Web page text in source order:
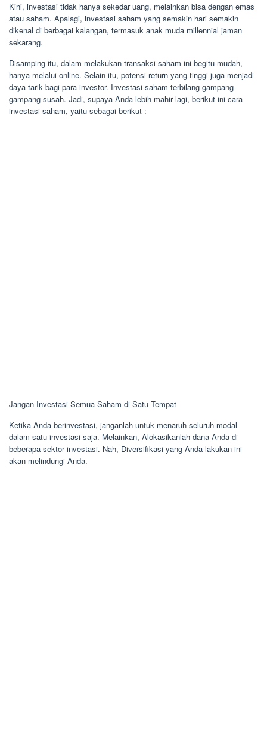
Kini, investasi tidak hanya sekedar uang, melainkan bisa dengan emas
atau saham. Apalagi, investasi saham yang semakin hari semakin
dikenal di berbagai kalangan, termasuk anak muda millennial jaman
sekarang.
Disamping itu, dalam melakukan transaksi saham ini begitu mudah,
hanya melalui online. Selain itu, potensi return yang tinggi juga menjadi
daya tarik bagi para investor. Investasi saham terbilang gampang-
gampang susah. Jadi, supaya Anda lebih mahir lagi, berikut ini cara
investasi saham, yaitu sebagai berikut :
Jangan Investasi Semua Saham di Satu Tempat
Ketika Anda berinvestasi, janganlah untuk menaruh seluruh modal
dalam satu investasi saja. Melainkan, Alokasikanlah dana Anda di
beberapa sektor investasi. Nah, Diversifikasi yang Anda lakukan ini
akan melindungi Anda.